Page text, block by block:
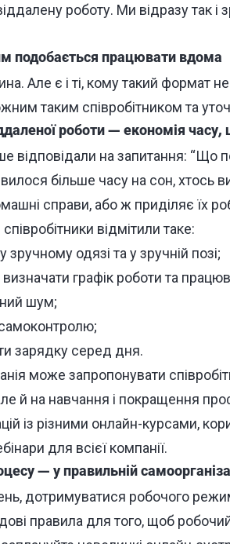
роботу. Ми відразу так і
подобається працювати вдома
Але є і ті, кому такий формат
таким співробітником та
роботи — економія часу,
відповідали на запитання: “Що
більше часу на сон, хтось
справи, або ж приділяє їх
відмітили таке:
одязі та у зручній позі;
графік роботи та
шум;
зарядку серед дня.
може запропонувати
й на навчання і покращення
із різними онлайн-курсами,
для всієї компанії.
— у правильній
дотримуватися робочого
правила для того, щоб